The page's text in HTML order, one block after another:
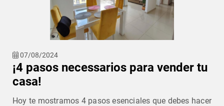
07/08/2024
¡4 pasos necessarios para vender tu
casa!
Hoy te mostramos 4 pasos esenciales que debes hacer